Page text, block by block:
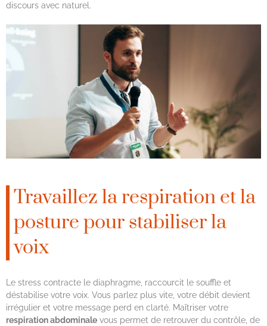
discours avec naturel.
Travaillez la respiration et la
posture pour stabiliser la
voix
Le stress contracte le diaphragme, raccourcit le souffle et
déstabilise votre voix. Vous parlez plus vite, votre débit devient
irrégulier et votre message perd en clarté. Maîtriser votre
respiration abdominale vous permet de retrouver du contrôle, de